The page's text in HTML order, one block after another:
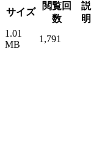
サイズ
閲覧回
数
説
明
1.01
MB
1,791